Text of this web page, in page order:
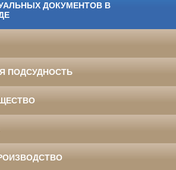
ДОКУМЕНТОВ В
ПОДСУДНОСТЬ